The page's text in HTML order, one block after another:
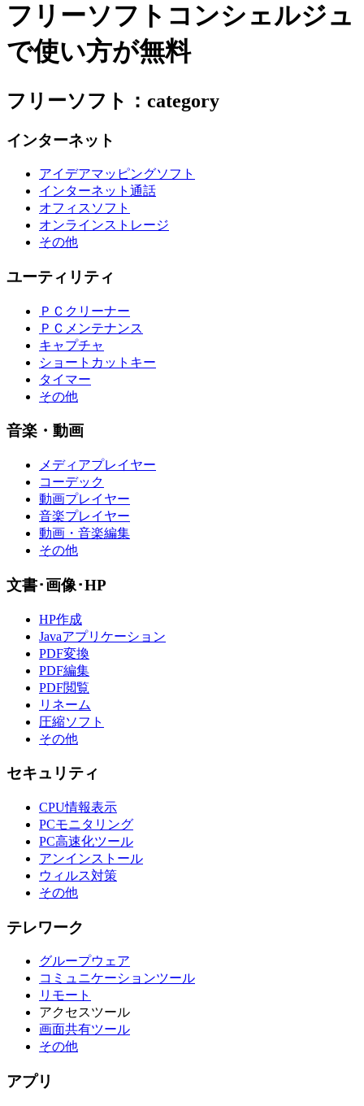
フリーソフトコンシェルジュ
で使い方が無料
フリーソフト：category
インターネット
アイデアマッピングソフト
インターネット通話
オフィスソフト
オンラインストレージ
その他
ユーティリティ
ＰＣクリーナー
ＰＣメンテナンス
キャプチャ
ショートカットキー
タイマー
その他
音楽・動画
メディアプレイヤー
コーデック
動画プレイヤー
音楽プレイヤー
動画・音楽編集
その他
文書･画像･HP
HP作成
Javaアプリケーション
PDF変換
PDF編集
PDF閲覧
リネーム
圧縮ソフト
その他
セキュリティ
CPU情報表示
PCモニタリング
PC高速化ツール
アンインストール
ウィルス対策
その他
テレワーク
グループウェア
コミュニケーションツール
リモート
アクセスツール
画面共有ツール
その他
アプリ